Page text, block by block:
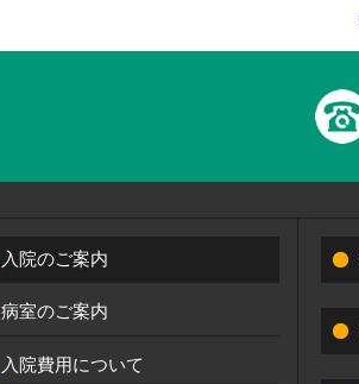
入院のご案内
病室のご案内
入院費用について